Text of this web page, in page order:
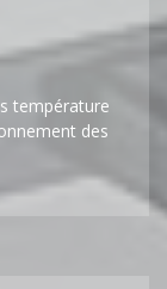
température
des